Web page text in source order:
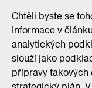
Chtěli byste se
Informace v
analytických
slouží jako
přípravy takových